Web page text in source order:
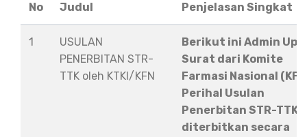
No Judul Penjelasan Singkat
1
USULAN
PENERBITAN STR-
TTK oleh KTKI/KFN
Berikut ini Admin
Surat dari Komite
Farmasi Nasional
Perihal Usulan
Penerbitan STR-TTK
diterbitkan secara